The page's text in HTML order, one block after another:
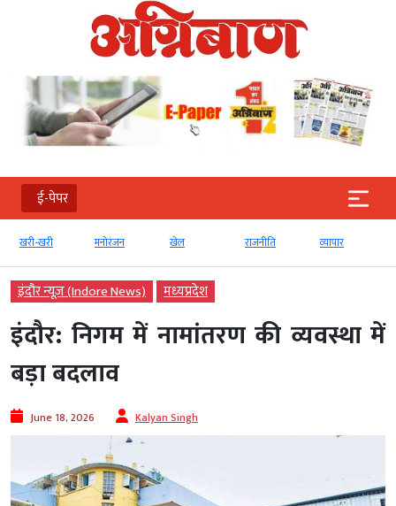
ई-पेपर
खरी-खरी मनोरंजन खेल राजनीति व्‍यापार
इंदौर न्यूज़ (Indore News) मध्‍यप्रदेश
इंदौर: निगम में नामांतरण की व्यवस्था में
बड़ा बदलाव
June 18, 2026 Kalyan Singh